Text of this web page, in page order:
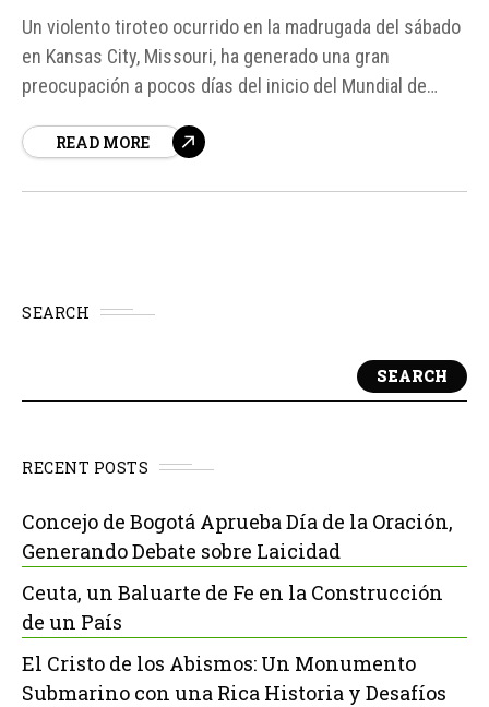
Un violento tiroteo ocurrido en la madrugada del sábado
en Kansas City, Missouri, ha generado una gran
preocupación a pocos días del inicio del Mundial de
heridas por impactos de bala en la cuadra 7900 de
READ MORE
SEARCH
SEARCH
RECENT POSTS
Concejo de Bogotá Aprueba Día de la Oración,
Generando Debate sobre Laicidad
Ceuta, un Baluarte de Fe en la Construcción
de un País
El Cristo de los Abismos: Un Monumento
Submarino con una Rica Historia y Desafíos